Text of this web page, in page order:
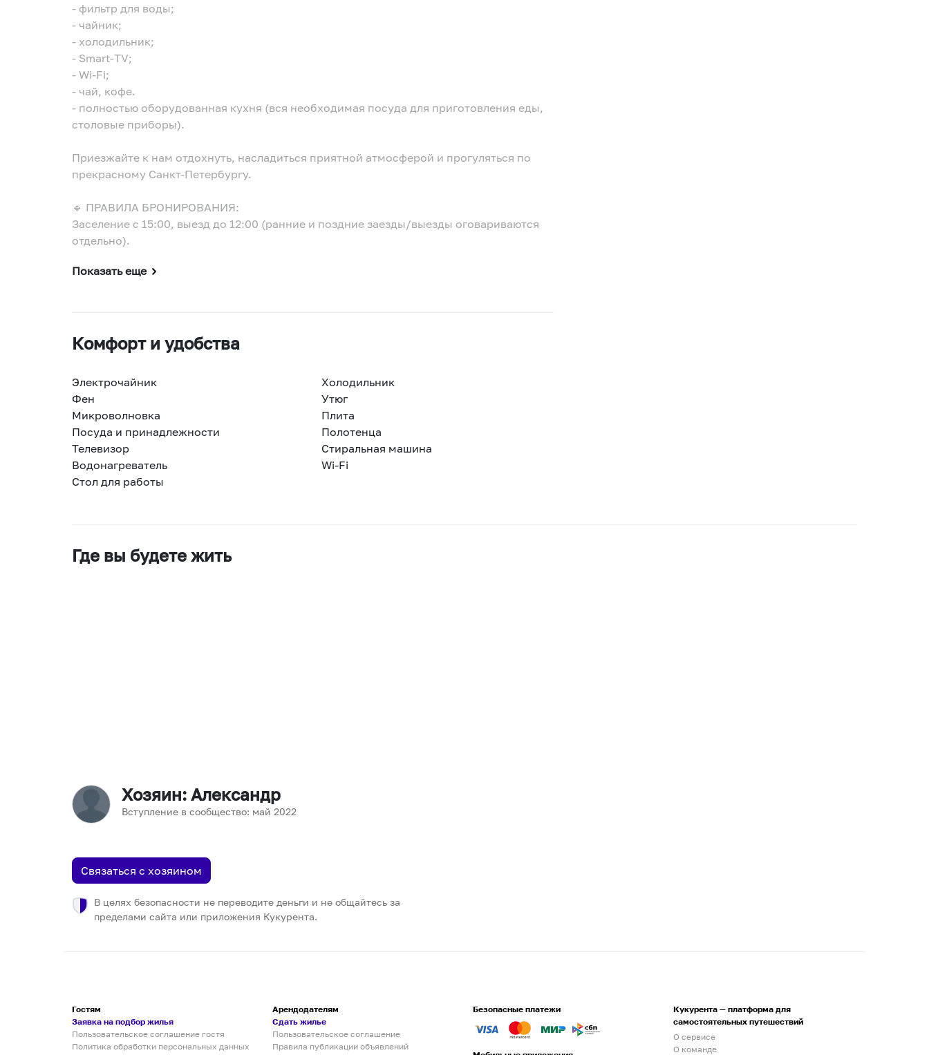
- фильтр для воды;
- чайник;
- холодильник;
- Smart-TV;
- Wi-Fi;
- чай, кофе.
- полностью оборудованная кухня (вся необходимая посуда для приготовления еды,
столовые приборы).
Приезжайте к нам отдохнуть, насладиться приятной атмосферой и прогуляться по
прекрасному Санкт-Петербургу.
🔹 ПРАВИЛА БРОНИРОВАНИЯ:
Заселение с 15:00, выезд до 12:00 (ранние и поздние заезды/выезды оговариваются
отдельно).
Показать еще
Комфорт и удобства
Электрочайник
Холодильник
Фен
Утюг
Микроволновка
Плита
Посуда и принадлежности
Полотенца
Телевизор
Стиральная машина
Водонагреватель
Wi-Fi
Стол для работы
Где вы будете жить
Хозяин: Александр
Вступление в сообщество: май 2022
Связаться с хозяином
В целях безопасности не переводите деньги и не общайтесь за
пределами сайта или приложения Кукурента.
Гостям
Заявка на подбор жилья
Пользовательское соглашение гостя
Политика обработки персональных данных
Арендодателям
Сдать жилье
Пользовательское соглашение
Правила публикации объявлений
Безопасные платежи
Кукурента — платформа для
самостоятельных путешествий
О сервисе
О команде